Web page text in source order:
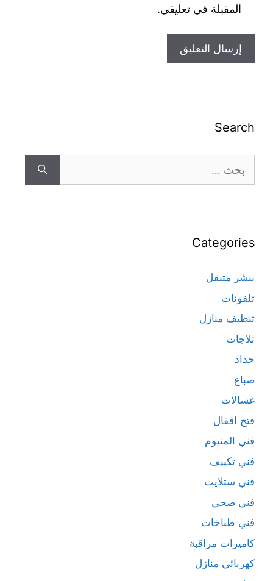
المقبلة في تعليقي.
Search
Categories
بنشر متنقل
تلفونات
تنظيف منازل
ثلاجات
حداد
صباغ
غسالات
فتح اقفال
فني المنيوم
فني تكييف
فني ستلايت
فني صحي
فني طباخات
كاميرات مراقبة
كهربائي منازل